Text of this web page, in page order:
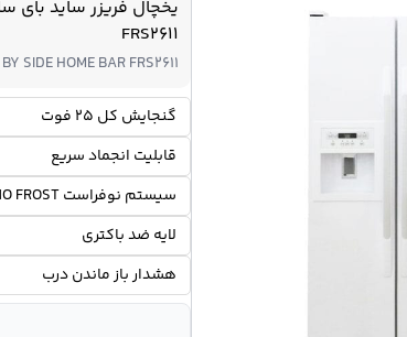
FRS2611
SIDE HOME BAR FRS2611
گنجایش کل 25 فوت
قابلیت انجماد سریع
سیستم نوفراست NO FROST
لایه ضد باکتری
هشدار باز ماندن درب